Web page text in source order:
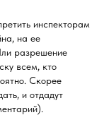
инспекторам
на ее
разрешение
всем, кто
Скорее
и отдадут